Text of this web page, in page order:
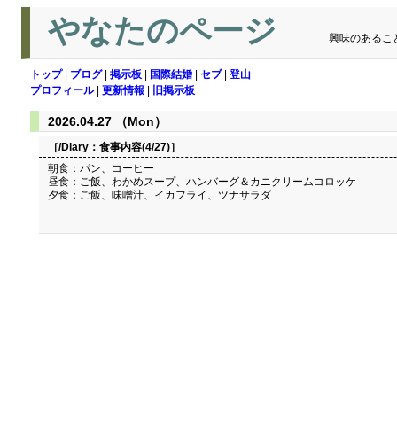
やなたのページ 興味のあるこ
トップ| ブログ| 掲示板 国際結婚 セブ| 登山
プロフィール| 更新情報 旧掲示板
2026.04.27 （Mon）
［/Diary： 食事内容(4/27)］
朝食：パン、コーヒー
昼食：ご飯、わかめスープ、ハンバーグ＆カニクリームコロッケ
夕食：ご飯、味噌汁、イカフライ、ツナサラダ